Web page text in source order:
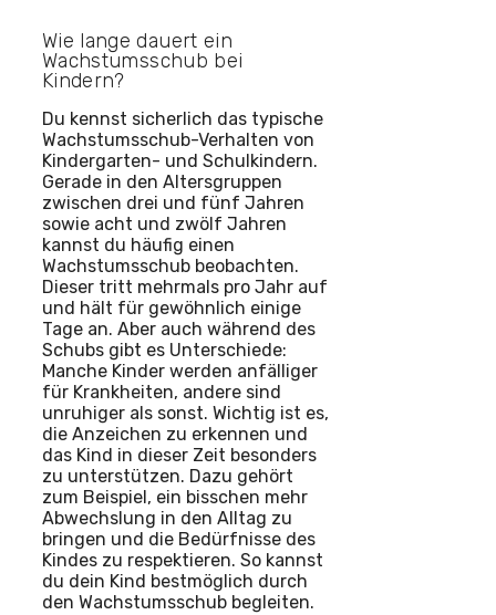
Wie lange dauert ein
Wachstumsschub bei
Kindern?
Du kennst sicherlich das typische
Wachstumsschub-Verhalten von
Kindergarten- und Schulkindern.
Gerade in den Altersgruppen
zwischen drei und fünf Jahren
sowie acht und zwölf Jahren
kannst du häufig einen
Wachstumsschub beobachten.
Dieser tritt mehrmals pro Jahr auf
und hält für gewöhnlich einige
Tage an. Aber auch während des
Schubs gibt es Unterschiede:
Manche Kinder werden anfälliger
für Krankheiten, andere sind
unruhiger als sonst. Wichtig ist es,
die Anzeichen zu erkennen und
das Kind in dieser Zeit besonders
zu unterstützen. Dazu gehört
zum Beispiel, ein bisschen mehr
Abwechslung in den Alltag zu
bringen und die Bedürfnisse des
Kindes zu respektieren. So kannst
du dein Kind bestmöglich durch
den Wachstumsschub begleiten.